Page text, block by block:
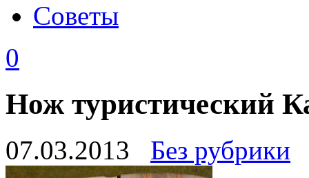
Советы
0
Нож туристический
07.03.2013 Без рубрики